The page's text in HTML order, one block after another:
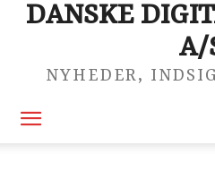
DANSKE
A/
NYHEDER,